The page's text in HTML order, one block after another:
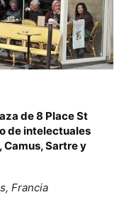
de 8 Place St
de intelectuales
Camus, Sartre y
Francia